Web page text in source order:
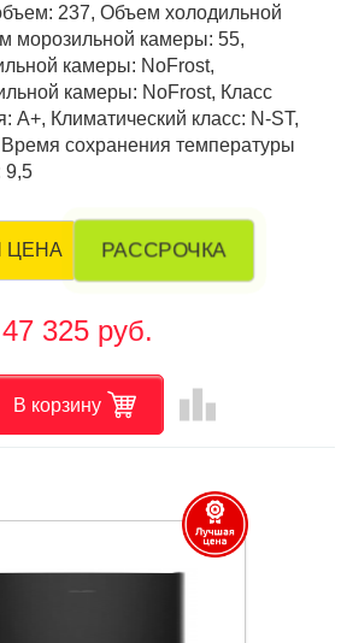
237, Объем холодильной
морозильной камеры: 55,
камеры: NoFrost,
камеры: NoFrost, Класс
А+, Климатический класс: N-ST,
сохранения температуры
9,5
ЦЕНА РАССРОЧКА
47 325 руб.
В корзину leaderboard